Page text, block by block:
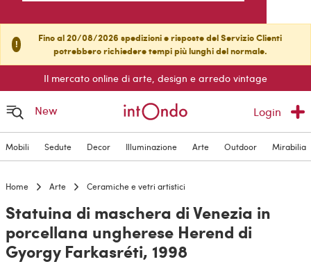
!
Fino al 20/08/2026 spedizioni e risposte del Servizio Clienti
potrebbero richiedere tempi più lunghi del normale.
Il mercato online di arte, design e arredo vintage
New Login
Mobili Sedute Decor Illuminazione Arte Outdoor Mirabilia
Home Arte Ceramiche e vetri artistici
Statuina di maschera di Venezia in
porcellana ungherese Herend di
Gyorgy Farkasréti, 1998